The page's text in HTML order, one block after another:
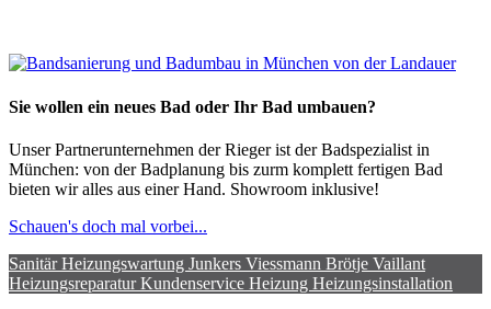
Sie wollen ein neues Bad oder Ihr Bad umbauen?
Unser Partnerunternehmen der Rieger ist der Badspezialist in
München: von der Badplanung bis zurm komplett fertigen Bad
bieten wir alles aus einer Hand. Showroom inklusive!
Schauen's doch mal vorbei...
SanitärHeizungswartung Junkers Viessmann Brötje Vaillant
HeizungsreparaturKundenservice Heizung Heizungsinstallation